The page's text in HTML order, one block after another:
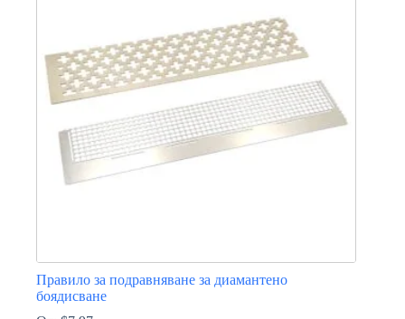
be
chosen
on
the
page
Правило за подравняване за диамантено
боядисване